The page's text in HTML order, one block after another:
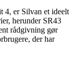
4, er Silvan et ideelt
herunder SR43
rådgivning gør
der har